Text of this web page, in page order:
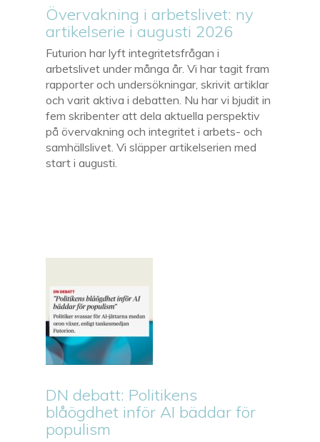
Övervakning i arbetslivet: ny
artikelserie i augusti 2026
Futurion har lyft integritetsfrågan i
arbetslivet under många år. Vi har tagit fram
rapporter och undersökningar, skrivit artiklar
och varit aktiva i debatten. Nu har vi bjudit in
fem skribenter att dela aktuella perspektiv
på övervakning och integritet i arbets- och
samhällslivet. Vi släpper artikelserien med
start i augusti.
DN debatt: Politikens
blåögdhet inför AI bäddar för
populism